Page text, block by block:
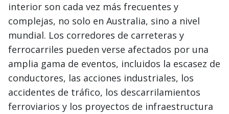
interior son cada vez más frecuentes y
complejas, no solo en Australia, sino a nivel
mundial. Los corredores de carreteras y
ferrocarriles pueden verse afectados por una
amplia gama de eventos, incluidos la escasez de
conductores, las acciones industriales, los
accidentes de tráfico, los descarrilamientos
ferroviarios y los proyectos de infraestructura